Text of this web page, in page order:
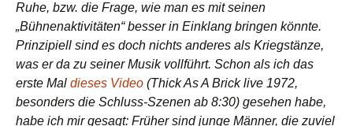
Ruhe, bzw. die Frage, wie man es mit seinen
„Bühnenaktivitäten“ besser in Einklang bringen könnte.
Prinzipiell sind es doch nichts anderes als Kriegstänze,
was er da zu seiner Musik vollführt. Schon als ich das
erste Mal dieses Video (Thick As A Brick live 1972,
besonders die Schluss-Szenen ab 8:30) gesehen habe,
habe ich mir gesagt: Früher sind junge Männer, die zuviel